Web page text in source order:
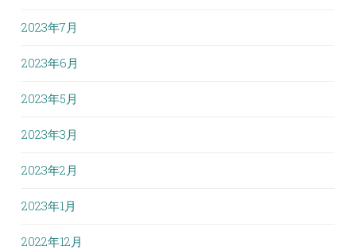
2023年7月
2023年6月
2023年5月
2023年3月
2023年2月
2023年1月
2022年12月